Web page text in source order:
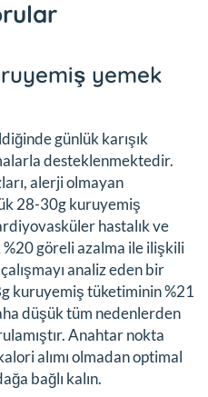
yemek
günlük karışık
desteklenmektedir.
alerji olmayan
28-30g kuruyemiş
hastalık ve
göreli azalma ile ilişkili
analiz eden bir
kuruyemiş tüketiminin %21
düşük tüm nedenlerden
Anahtar nokta
alımı olmadan optimal
bağlı kalın.